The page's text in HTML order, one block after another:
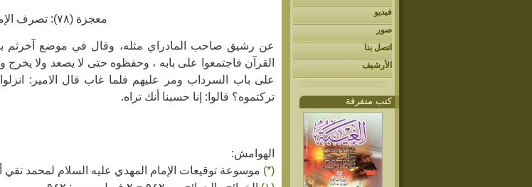
فيديو
صور
اتصل بنا
الأرشيف
كتب متفرقة
معجزة (٧٨): تصرف الإمام في أعين الجنود (*) (١)
عن رشيق صاحب المادراي مثله، وقال في موضع آخرثم
القرآن فاجتمعوا على بابه ، وحفظوه حتى لا يصعد ولا
على باب السرداب ومر عليهم فلما غاب قال الامير:
تركتموه؟ قالوا: إنا حسبنا أنك تراه.
الهوامش:
(*) موسوعة توقيعات الإمام المهدي عليه السلام لمحمد تقي